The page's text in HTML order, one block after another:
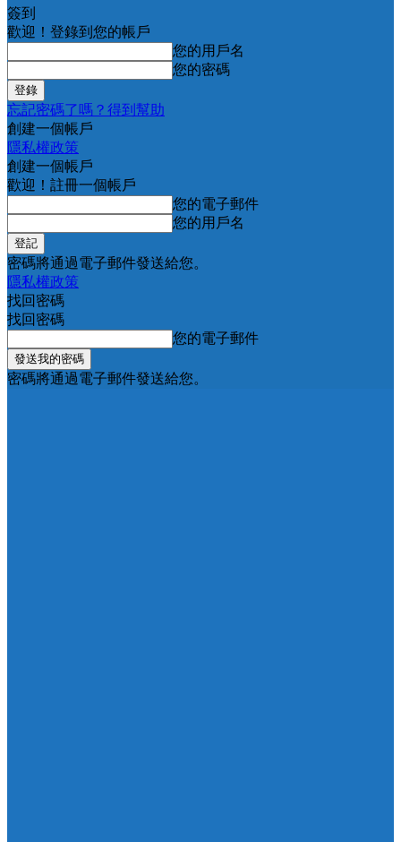
簽到
歡迎！登錄到您的帳戶
您的用戶名
您的密碼
忘記密碼了嗎？得到幫助
創建一個帳戶
隱私權政策
創建一個帳戶
歡迎！註冊一個帳戶
您的電子郵件
您的用戶名
密碼將通過電子郵件發送給您。
隱私權政策
找回密碼
找回密碼
您的電子郵件
密碼將通過電子郵件發送給您。